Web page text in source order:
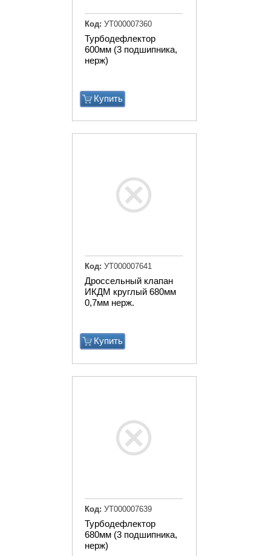
Турбодефлектор
600мм (3 подшипника,
нерж)
Купить
Код: УТ000007360
Дроссельный клапан
ИКДМ круглый 680мм
0,7мм нерж.
Купить
Код: УТ000007641
Турбодефлектор
680мм (3 подшипника,
нерж)
Код: УТ000007639